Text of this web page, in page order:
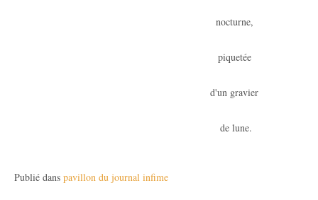
nocturne,
piquetée
d'un gravier
de lune.
Publié dans pavillon du journal infime